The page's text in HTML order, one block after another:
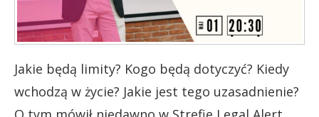
Jakie będą limity? Kogo będą dotyczyć? Kiedy
wchodzą w życie? Jakie jest tego uzasadnienie?